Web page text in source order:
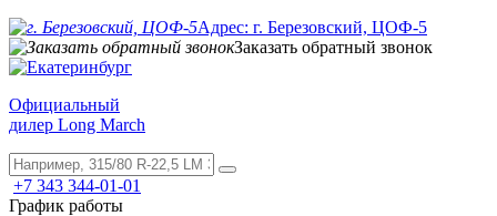
Адрес: г. Березовский, ЦОФ-5
Заказать обратный звонок
Официальный
дилер Long March
+7 343 344-01-01
График работы